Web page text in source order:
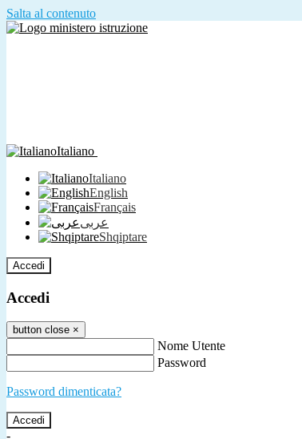
Salta al contenuto
Italiano
Italiano
English
Français
عربى
Shqiptare
Accedi
Accedi
button close ×
Nome Utente
Password
Password dimenticata?
-